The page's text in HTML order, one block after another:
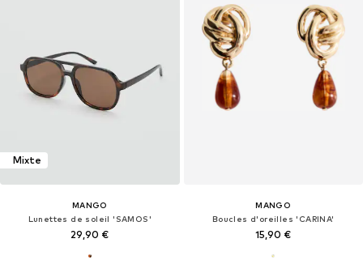
Mixte
MANGO
Lunettes de soleil 'SAMOS'
29,90 €
MANGO
Boucles d'oreilles 'CARINA'
15,90 €